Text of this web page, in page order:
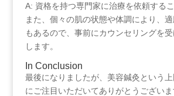
A: 資格を持つ専門家に治療を依頼するこ
また、個々の肌の状態や体調により、
もあるので、事前にカウンセリングを
します。
In Conclusion
最後になりましたが、美容鍼灸という
にご注目いただいてありがとうござい